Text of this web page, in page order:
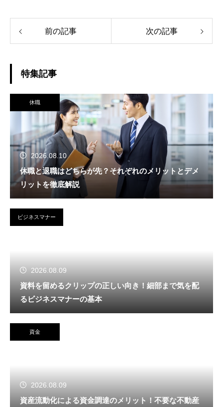
前の記事 次の記事
特集記事
休職
2026.08.10
休職と退職はどちらが先？それぞれのメリットとデメ
リットを徹底解説
ビジネスマナー
2026.08.09
資料を留めるクリップの正しい向き！細部まで気を配
るビジネスマナーの基本
資金
2026.08.09
資産流動化による資金調達のメリット！不要な不動産